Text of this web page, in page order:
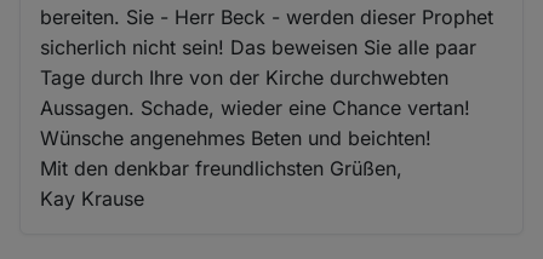
bereiten. Sie - Herr Beck - werden dieser Prophet
sicherlich nicht sein! Das beweisen Sie alle paar
Tage durch Ihre von der Kirche durchwebten
Aussagen. Schade, wieder eine Chance vertan!
Wünsche angenehmes Beten und beichten!
Mit den denkbar freundlichsten Grüßen,
Kay Krause